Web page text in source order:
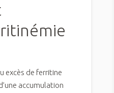
excès de ferritine
accumulation